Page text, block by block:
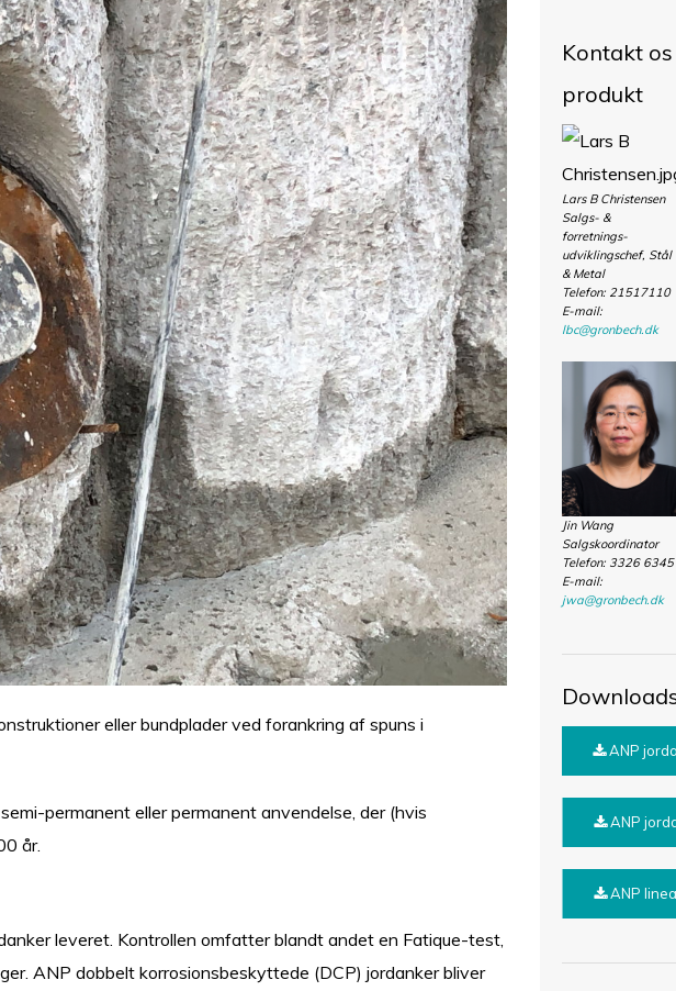
eller bundplader ved forankring af spuns i
permanent eller permanent anvendelse, der (hvis
år.
leveret. Kontrollen omfatter blandt andet en Fatique-test,
ANP dobbelt korrosionsbeskyttede (DCP) jordanker bliver
Kontakt
produkt
Lars B Christensen
Salgs- &
forretnings-
udviklingschef, Stål
& Metal
Telefon: 21517110
E-mail:
lbc@gronbech.dk
Jin Wang
Salgskoordinator
Telefon: 3326 6345
E-mail:
jwa@gronbech.dk
ANP
ANP
ANP